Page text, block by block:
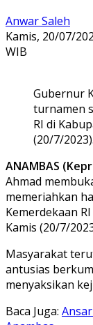
Anwar Saleh
Kamis, 20/07/
WIB
Gubernur
turnamen
RI di
(20/7/
ANAMBAS
Ahmad
memeriahkan
Kemerdekaan
Kamis (20/7/
Masyarakat
antusias
menyaksikan
Baca Juga: